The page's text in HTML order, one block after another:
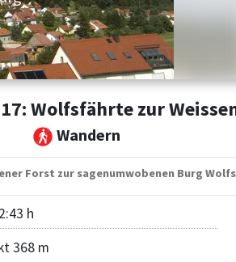
Wolfsfährte zur
Wandern
Forst zur sagenumwobenen Burg
h
368 m